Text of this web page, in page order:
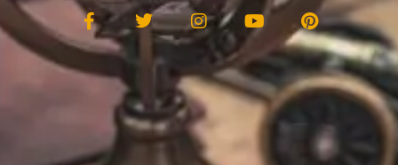
F
a
c
e
b
k
-
T
w
e
r
I
n
t
a
g
r
a
m
Y
o
t
u
b
e
P
i
n
t
e
r
s
t